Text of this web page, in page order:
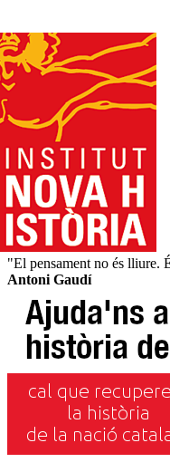
"El pensament no és lliure.
Antoni Gaudí